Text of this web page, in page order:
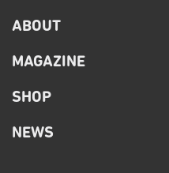
ABOUT
MAGAZINE
SHOP
NEWS